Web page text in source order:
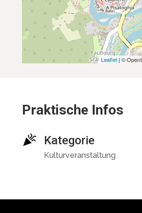
Leaflet | ©
Praktische Infos
Kategorie
Kulturveranstaltung